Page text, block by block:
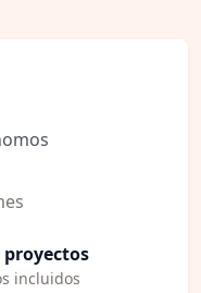
incluidos